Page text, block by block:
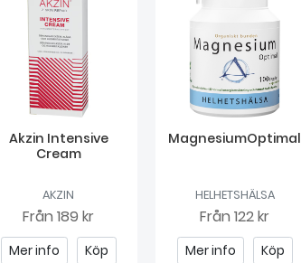
Akzin Intensive
Cream
AKZIN
Från189 kr
Mer info Köp
MagnesiumOptimal
HELHETSHÄLSA
Från122 kr
Mer info Köp